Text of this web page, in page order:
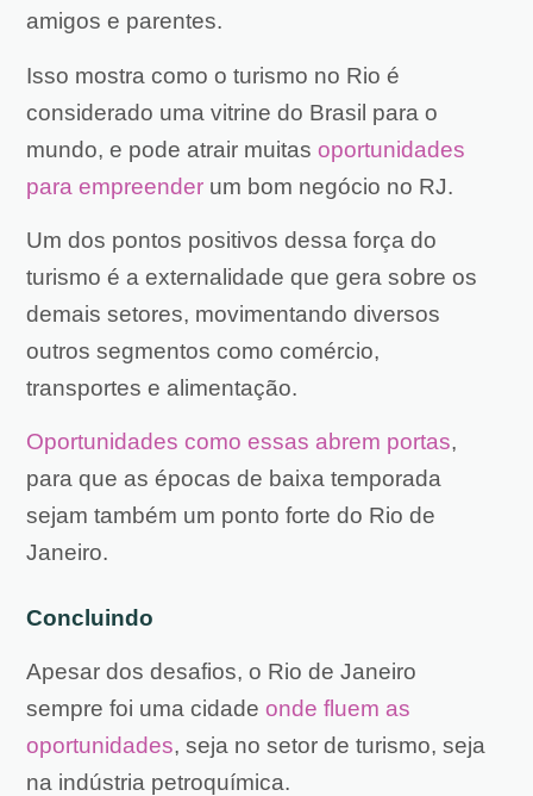
amigos e parentes.
Isso mostra como o turismo no Rio é
considerado uma vitrine do Brasil para o
mundo, e pode atrair muitas oportunidades
para empreender um bom negócio no RJ.
Um dos pontos positivos dessa força do
turismo é a externalidade que gera sobre os
demais setores, movimentando diversos
outros segmentos como comércio,
transportes e alimentação.
Oportunidades como essas abrem portas,
para que as épocas de baixa temporada
sejam também um ponto forte do Rio de
Janeiro.
Concluindo
Apesar dos desafios, o Rio de Janeiro
sempre foi uma cidade onde fluem as
oportunidades, seja no setor de turismo, seja
na indústria petroquímica.